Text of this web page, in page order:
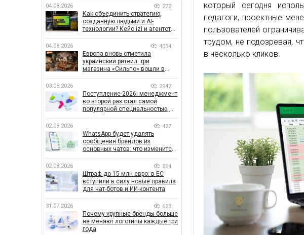
который сегодня
педагоги, проектные
пользователей
трудом, не подозревая,
в несколько кликов.
04.08.2026 272
Как объединить стратегию,
созданную людьми и AI-
технологии? Кейс izi и агентства
04.08.2026 4034
Европа вновь отметила
украинский ритейл: три
магазина «Сильпо» вошли в
03.08.2026 2942
Поступление-2026: менеджмент
во второй раз стал самой
популярной специальностью, а
рекордным за последние 5 лет
02.08.2026 427
WhatsApp будет удалять
сообщения брендов из
основных чатов: что изменится
02.08.2026 564
Штраф до 15 млн евро: в ЕС
вступили в силу новые правила
для чат-ботов и ИИ-контента
31.07.2026 623
Почему крупные бренды больше
не меняют логотипы каждые три
года